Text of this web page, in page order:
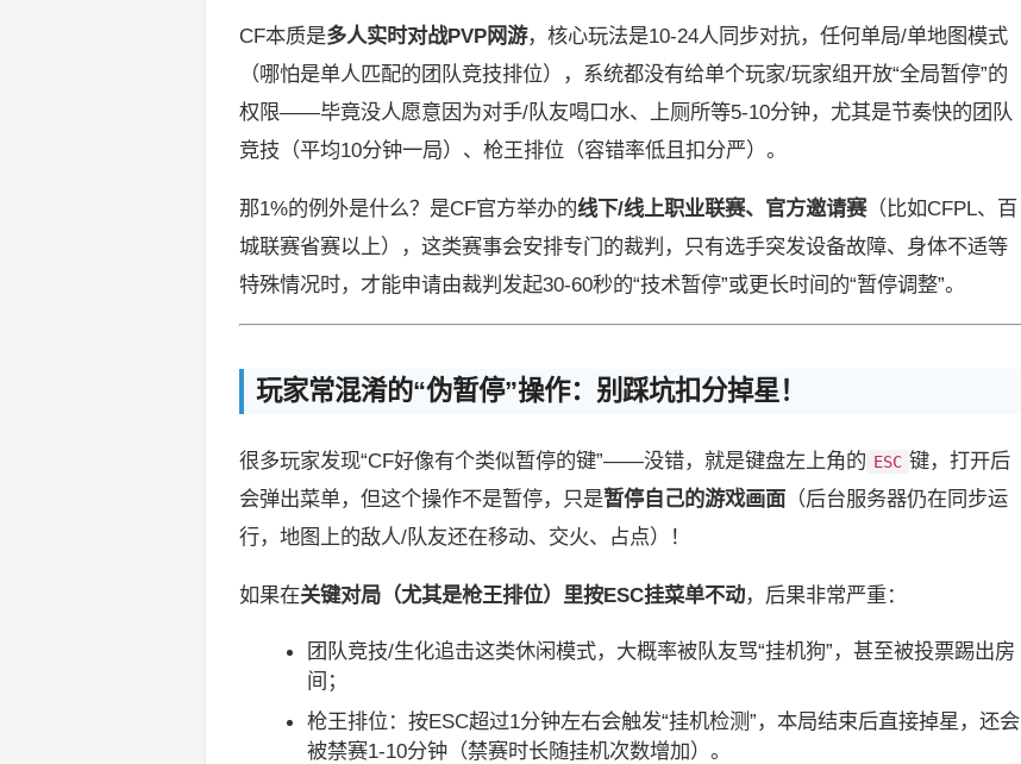
CF本质是多人实时对战PVP网游，核心玩法是10-24人同步对抗，任何单局/单地图模式
（哪怕是单人匹配的团队竞技排位），系统都没有给单个玩家/玩家组开放“全局暂停”的
权限——毕竟没人愿意因为对手/队友喝口水、上厕所等5-10分钟，尤其是节奏快的团队
竞技（平均10分钟一局）、枪王排位（容错率低且扣分严）。
那1%的例外是什么？是CF官方举办的线下/线上职业联赛、官方邀请赛（比如CFPL、百
城联赛省赛以上），这类赛事会安排专门的裁判，只有选手突发设备故障、身体不适等
特殊情况时，才能申请由裁判发起30-60秒的“技术暂停”或更长时间的“暂停调整”。
玩家常混淆的“伪暂停”操作：别踩坑扣分掉星！
很多玩家发现“CF好像有个类似暂停的键”——没错，就是键盘左上角的 ESC 键，打开后
会弹出菜单，但这个操作不是暂停，只是暂停自己的游戏画面 （后台服务器仍在同步运
行，地图上的敌人/队友还在移动、交火、占点）！
如果在关键对局（尤其是枪王排位）里按ESC挂菜单不动，后果非常严重：
团队竞技/生化追击这类休闲模式，大概率被队友骂“挂机狗”，甚至被投票踢出房
间；
枪王排位：按ESC超过1分钟左右会触发“挂机检测”，本局结束后直接掉星，还会
被禁赛1-10分钟（禁赛时长随挂机次数增加）。